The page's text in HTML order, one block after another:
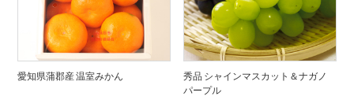
愛知県蒲郡産 温室みかん
秀品 シャインマスカット＆ナガノ
パープル